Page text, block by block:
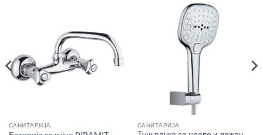
САНИТАРИЈА САНИТАРИЈА